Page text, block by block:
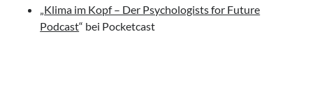
Klima im Kopf – Der Psychologists for Future
Podcast“ bei Pocketcast